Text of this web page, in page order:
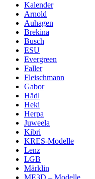
Kalender
Arnold
Auhagen
Brekina
Busch
ESU
Evergreen
Faller
Fleischmann
Gabor
Hädl
Heki
Herpa
Juweela
Kibri
KRES-Modelle
Lenz
LGB
Märklin
ME3D – Modelle